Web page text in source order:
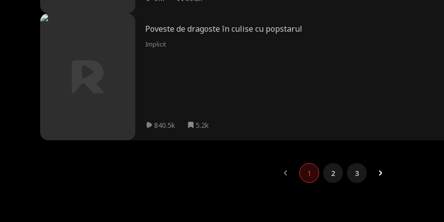
Poveste de dragoste în culise cu popstarul
Implicit
840.5k 5.2k
1 2 3